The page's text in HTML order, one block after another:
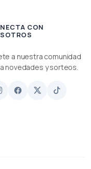
CON
a nuestra comunidad
novedades y sorteos.